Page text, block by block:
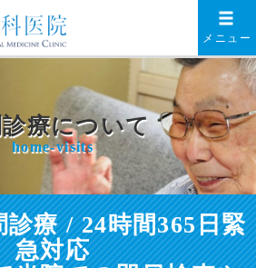
メニュー
療について
home-visits
療 / 24時間365日緊
急対応